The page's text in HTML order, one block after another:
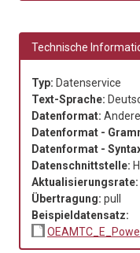
Technische
Typ: Datenservice
Text-Sprache:
Datenformat: Andere
Datenformat -
Datenformat -
Datenschnittstelle:
Aktualisierungsrate:
Übertragung: pull
Beispieldatensatz: